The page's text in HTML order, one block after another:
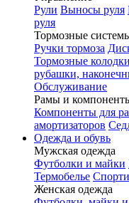
Рули Выносы руля
руля
Тормозные
Ручки тормоза
Тормозные колодки
рубашки,
Обслуживание
Рамы и
Компоненты для
амортизаторов
Одежда и обувь
Мужская одежда
Футболки и майки
Термобелье
Женская одежда